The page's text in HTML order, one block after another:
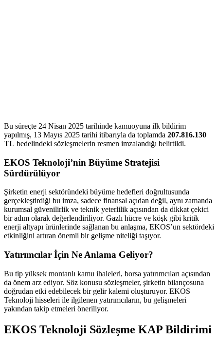
Bu süreçte 24 Nisan 2025 tarihinde kamuoyuna ilk bildirim
yapılmış, 13 Mayıs 2025 tarihi itibarıyla da toplamda 207.816.130
TL bedelindeki sözleşmelerin resmen imzalandığı belirtildi.
EKOS Teknoloji’nin Büyüme Stratejisi
Sürdürülüyor
Şirketin enerji sektöründeki büyüme hedefleri doğrultusunda
gerçekleştirdiği bu imza, sadece finansal açıdan değil, aynı zamanda
kurumsal güvenilirlik ve teknik yeterlilik açısından da dikkat çekici
bir adım olarak değerlendiriliyor. Gazlı hücre ve köşk gibi kritik
enerji altyapı ürünlerinde sağlanan bu anlaşma, EKOS’un sektördeki
etkinliğini artıran önemli bir gelişme niteliği taşıyor.
Yatırımcılar İçin Ne Anlama Geliyor?
Bu tip yüksek montanlı kamu ihaleleri, borsa yatırımcıları açısından
da önem arz ediyor. Söz konusu sözleşmeler, şirketin bilançosuna
doğrudan etki edebilecek bir gelir kalemi oluşturuyor. EKOS
Teknoloji hisseleri ile ilgilenen yatırımcıların, bu gelişmeleri
yakından takip etmeleri öneriliyor.
EKOS Teknoloji Sözleşme KAP Bildirimi